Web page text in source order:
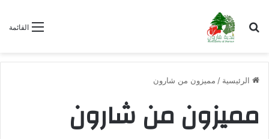
القائمة بحث عن
الرئيسية / مميزون من شارون
مميزون من شارون